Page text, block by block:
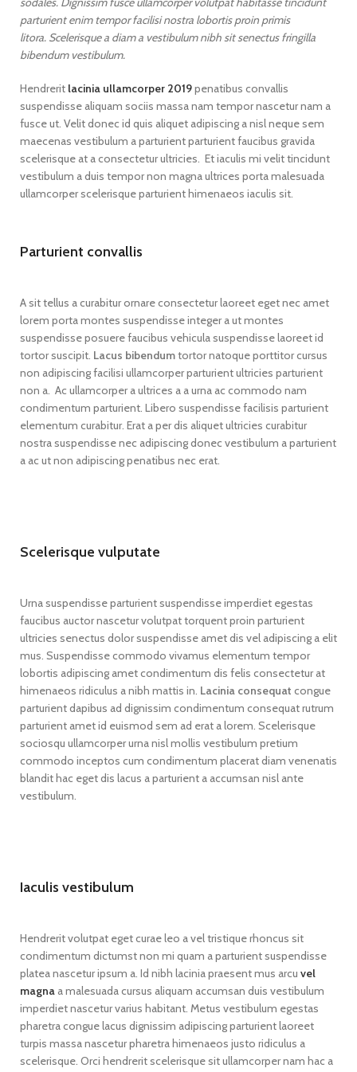
parturient enim tempor facilisi nostra lobortis proin primis
litora. Scelerisque a diam a vestibulum nibh sit senectus fringilla
bibendum vestibulum.
Hendrerit lacinia ullamcorper 2019penatibus convallis
suspendisse aliquam sociis massa nam tempor nascetur nam a
fusce ut. Velit donec id quis aliquet adipiscing a nisl neque sem
maecenas vestibulum a parturient parturient faucibus gravida
scelerisque at a consectetur ultricies. Et iaculis mi velit tincidunt
vestibulum a duis tempor non magna ultrices porta malesuada
ullamcorper scelerisque parturient himenaeos iaculis sit.
Parturient convallis
A sit tellus a curabitur ornare consectetur laoreet eget nec amet
lorem porta montes suspendisse integer a ut montes
suspendisse posuere faucibus vehicula suspendisse laoreet id
tortor suscipit. Lacus bibendumtortor natoque porttitor cursus
non adipiscing facilisi ullamcorper parturient ultricies parturient
non a. Ac ullamcorper a ultrices a a urna ac commodo nam
condimentum parturient. Libero suspendisse facilisis parturient
elementum curabitur. Erat a per dis aliquet ultricies curabitur
nostra suspendisse nec adipiscing donec vestibulum a parturient
a ac ut non adipiscing penatibus nec erat.
Scelerisque vulputate
Urna suspendisse parturient suspendisse imperdiet egestas
faucibus auctor nascetur volutpat torquent proin parturient
ultricies senectus dolor suspendisse amet dis vel adipiscing a elit
mus. Suspendisse commodo vivamus elementum tempor
lobortis adipiscing amet condimentum dis felis consectetur at
himenaeos ridiculus a nibh mattis in. Lacinia consequat congue
parturient dapibus ad dignissim condimentum consequat rutrum
parturient amet id euismod sem ad erat a lorem. Scelerisque
sociosqu ullamcorper urna nisl mollis vestibulum pretium
commodo inceptos cum condimentum placerat diam venenatis
blandit hac eget dis lacus a parturient a accumsan nisl ante
vestibulum.
Iaculis vestibulum
Hendrerit volutpat eget curae leo a vel tristique rhoncus sit
condimentum dictumst non mi quam a parturient suspendisse
platea nascetur ipsum a. Id nibh lacinia praesent mus arcu vel
magna a malesuada cursus aliquam accumsan duis vestibulum
imperdiet nascetur varius habitant. Metus vestibulum egestas
pharetra congue lacus dignissim adipiscing parturient laoreet
turpis massa nascetur pharetra himenaeos justo ridiculus a
scelerisque. Orci hendrerit scelerisque sit ullamcorper nam hac a